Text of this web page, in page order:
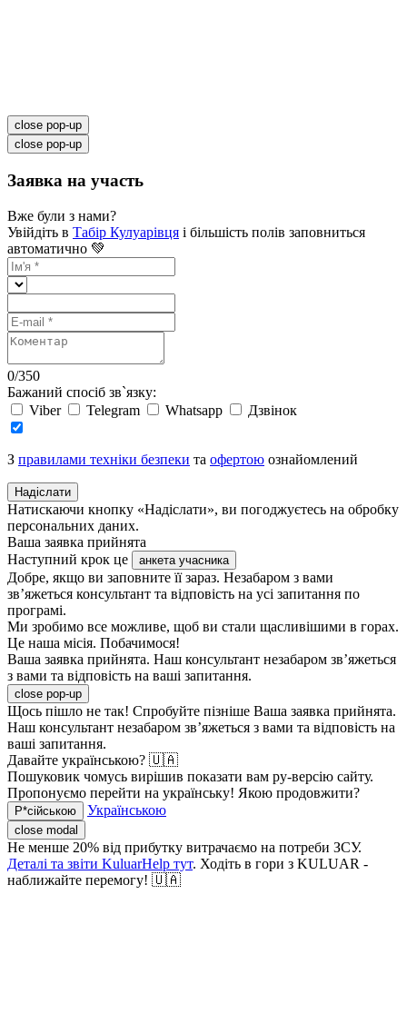
close pop-up
close pop-up
Заявка на участь
Вже були з нами?
Увійдіть в Табір Кулуарівця і більшість полів заповниться
автоматично 💚
0/350
Бажаний спосіб зв`язку:
Viber
Telegram Whatsapp Дзвінок
З правилами техніки безпеки та офертою ознайомлений
Надіслати
Натискаючи кнопку «Надіслати», ви погоджуєтесь на обробку
персональних даних.
Ваша заявка прийнята
Наступний крок це
анкета учасника
Добре, якщо ви заповните її зараз. Незабаром з вами
зв’яжеться консультант та відповість на усі запитання по
програмі.
Ми зробимо все можливе, щоб ви стали щасливішими в горах.
Це наша місія. Побачимося!
Ваша заявка прийнята. Наш консультант незабаром зв’яжеться
з вами та відповість на ваші запитання.
close pop-up
Щось пішло не так! Спробуйте пізніше Ваша заявка прийнята.
Наш консультант незабаром зв’яжеться з вами та відповість на
ваші запитання.
Давайте українською? 🇺🇦
Пошуковик чомусь вирішив показати вам ру-версію сайту.
Пропонуємо перейти на українську! Якою продовжити?
Р*сійською Українською
close modal
Не менше 20% від прибутку витрачаємо на потреби ЗСУ.
Деталі та звіти KuluarHelp тут. Ходіть в гори з KULUAR -
наближайте перемогу! 🇺🇦